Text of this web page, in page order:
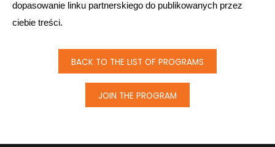
dopasowanie linku partnerskiego do publikowanych przez
ciebie treści.
BACK TO THE LIST OF PROGRAMS
JOIN THE PROGRAM